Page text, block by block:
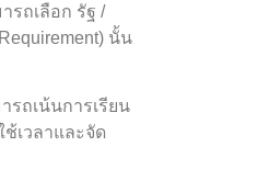
รถเลือก รัฐ /
นั้น
รถเน้นการเรียน
เวลาและจัด